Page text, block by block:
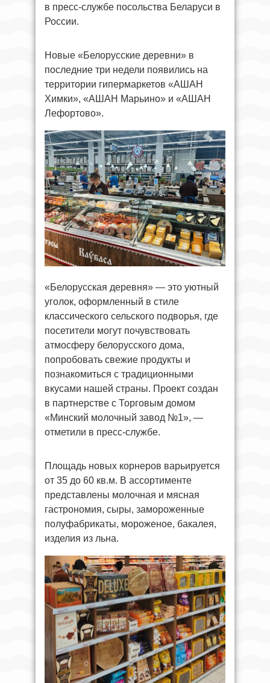
в пресс-службе посольства Беларуси в
России.
Новые «Белорусские деревни» в
последние три недели появились на
территории гипермаркетов «АШАН
Химки», «АШАН Марьино» и «АШАН
Лефортово».
«Белорусская деревня» — это уютный
уголок, оформленный в стиле
классического сельского подворья, где
посетители могут почувствовать
атмосферу белорусского дома,
попробовать свежие продукты и
познакомиться с традиционными
вкусами нашей страны. Проект создан
в партнерстве с Торговым домом
«Минский молочный завод №1», —
отметили в пресс-службе.
Площадь новых корнеров варьируется
от 35 до 60 кв.м. В ассортименте
представлены молочная и мясная
гастрономия, сыры, замороженные
полуфабрикаты, мороженое, бакалея,
изделия из льна.